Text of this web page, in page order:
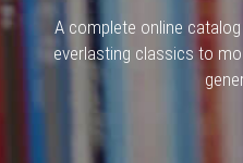
A complete online
everlasting classics to